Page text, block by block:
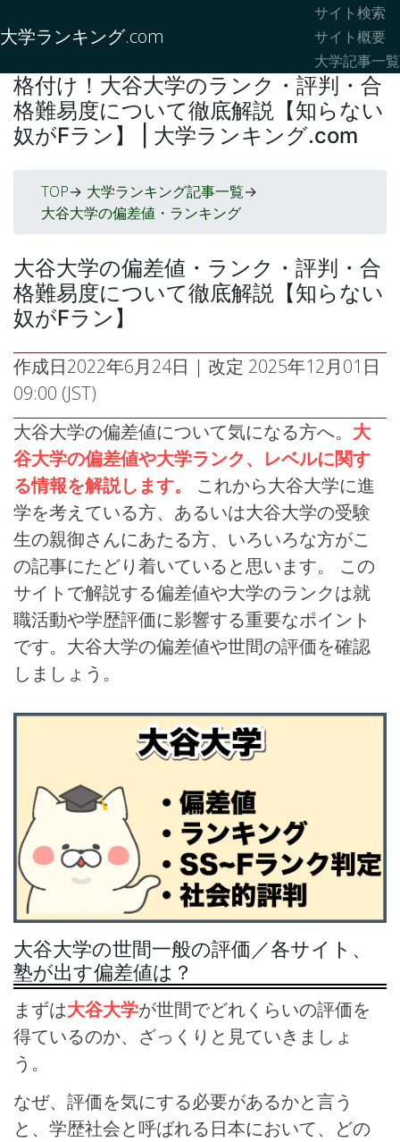
大学ランキング.com
サイト検索
サイト概要
大学記事一覧
格付け！大谷大学のランク・評判・合
格難易度について徹底解説【知らない
奴がFラン】 | 大学ランキング.com
TOP-> 大学ランキング記事一覧->
大谷大学の偏差値・ランキング
大谷大学の偏差値・ランク・評判・合
格難易度について徹底解説【知らない
奴がFラン】
作成日2022年6月24日 | 改定 2025年12月01日
09:00 (JST)
大谷大学の偏差値について気になる方へ。 大
谷大学の偏差値や大学ランク、レベルに関す
る情報を解説します。
これから大谷大学に進
学を考えている方、あるいは大谷大学の受験
生の親御さんにあたる方、いろいろな方がこ
の記事にたどり着いていると思います。 この
サイトで解説する偏差値や大学のランクは就
職活動や学歴評価に影響する重要なポイント
です。大谷大学の偏差値や世間の評価を確認
しましょう。
大谷大学の世間一般の評価／各サイト、
塾が出す偏差値は？
まずは大谷大学が世間でどれくらいの評価を
得ているのか、ざっくりと見ていきましょ
う。
なぜ、評価を気にする必要があるかと言う
と、学歴社会と呼ばれる日本において、どの